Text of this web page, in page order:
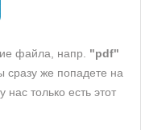
файла, напр. "pdf"
сразу же попадете на
только есть этот